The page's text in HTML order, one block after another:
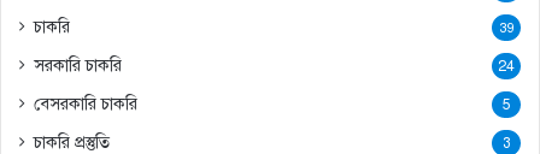
চাকরি 39
সরকারি চাকরি 24
বেসরকারি চাকরি 5
চাকরি প্রস্তুতি 3